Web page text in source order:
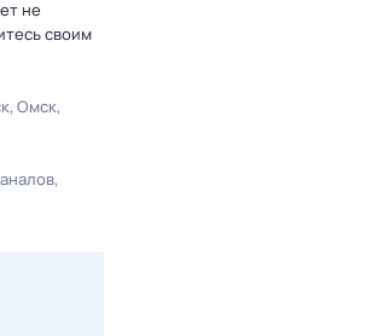
не
своим
Омск